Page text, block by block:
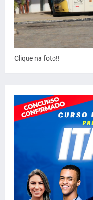
Clique na foto!!